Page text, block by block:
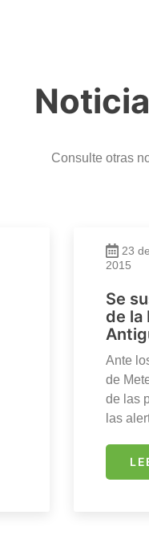
Consulte otras
23
2015
Se
de la
Ante
de
de las
las